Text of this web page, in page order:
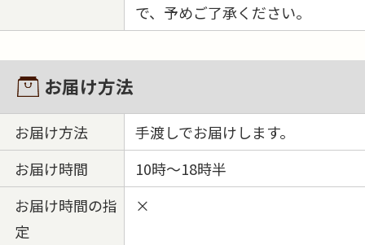
で、予めご了承ください。
お届け方法
お届け方法
手渡しでお届けします。
お届け時間
10時～18時半
お届け時間の指
定
×